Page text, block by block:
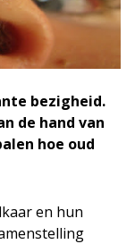
bezigheid.
de hand van
hoe oud
en hun